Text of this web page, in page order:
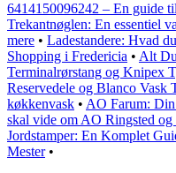
6414150096242 – En guide
Trekantnøglen: En essentiel
mere • Ladestandere: Hvad
Shopping i Fredericia • Alt
Terminalrørstang og Knipex
Reservedele og Blanco
køkkenvask • AO Farum:
skal vide om AO Ringsted og
Jordstamper: En Komplet
Mester•